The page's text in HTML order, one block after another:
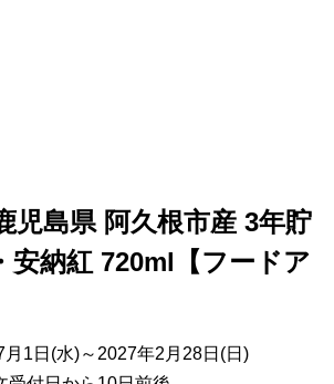
児島県 阿久根市産 3年貯
安納紅 720ml【フードア
1日(水)～2027年2月28日(日)